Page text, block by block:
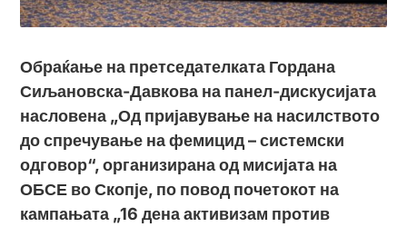
Обраќање на претседателката Гордана
Сиљановска-Давкова на панел-дискусијата
насловена „Од пријавување на насилството
до спречување на фемицид – системски
одговор“, организирана од мисијата на
ОБСЕ во Скопје, по повод почетокот на
кампањата „16 дена активизам против